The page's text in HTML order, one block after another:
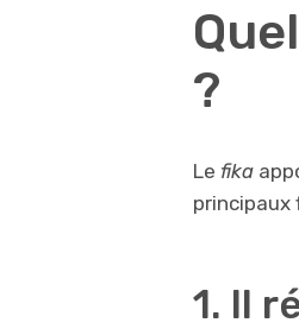
?
Le fika
principaux
1. Il